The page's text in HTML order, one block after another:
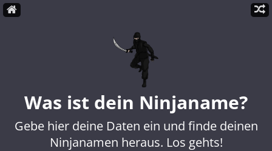
Was ist dein Ninjaname?
Gebe hier deine Daten ein und finde deinen
Ninjanamen heraus. Los gehts!